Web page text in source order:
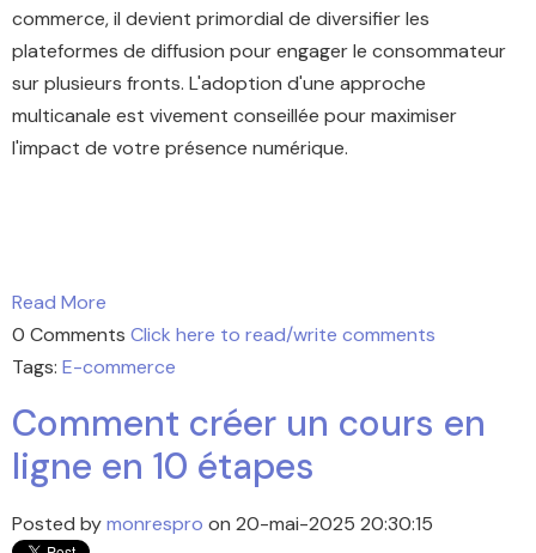
commerce, il devient primordial de diversifier les
plateformes de diffusion pour engager le consommateur
sur plusieurs fronts. L'adoption d'une approche
multicanale est vivement conseillée pour maximiser
l'impact de votre présence numérique.
Read More
0 Comments Click here to read/write comments
Tags: E-commerce
Comment créer un cours en
ligne en 10 étapes
Posted bymonrespro on 20-mai-2025 20:30:15